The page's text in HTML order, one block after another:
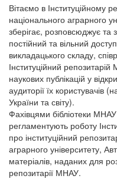
Вітаємо в Інституційному
національного аграрного
зберігає, розповсюджує та
постійний та вільний
викладацького складу,
Інституційний
наукових публікацій у
аудиторії їх користувачів
України та світу).
Фахівцями бібліотеки
регламентують роботу
про інституційний
аграрного університету,
матеріалів, наданих для
репозитарії МНАУ.